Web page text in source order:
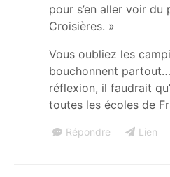
pour s’en aller voir du
Croisières. »
Vous oubliez les
bouchonnent
réflexion, il faudrait
toutes les écoles de
Répondre Lien